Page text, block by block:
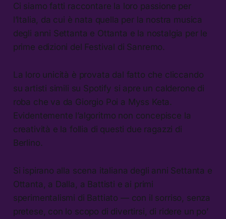
Ci siamo fatti raccontare la loro passione per
l’Italia, da cui è nata quella per la nostra musica
degli anni Settanta e Ottanta e la nostalgia per le
prime edizioni del Festival di Sanremo.
La loro unicità è provata dal fatto che cliccando
su artisti simili su Spotify si apre un calderone di
roba che va da Giorgio Poi a Myss Keta.
Evidentemente l’algoritmo non concepisce la
creatività e la follia di questi due ragazzi di
Berlino.
Si ispirano alla scena italiana degli anni Settanta e
Ottanta, a Dalla, a Battisti e ai primi
sperimentalismi di Battiato — con il sorriso, senza
pretese, con lo scopo di divertirsi, di ridere un po’